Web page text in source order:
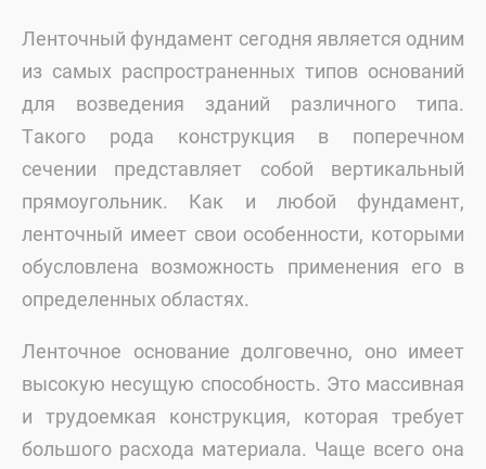
Ленточный фундамент сегодня является одним
из самых распространенных типов оснований
для возведения зданий различного типа.
Такого рода конструкция в поперечном
сечении представляет собой вертикальный
прямоугольник. Как и любой фундамент,
ленточный имеет свои особенности, которыми
обусловлена возможность применения его в
определенных областях.
Ленточное основание долговечно, оно имеет
высокую несущую способность. Это массивная
и трудоемкая конструкция, которая требует
большого расхода материала. Чаще всего она